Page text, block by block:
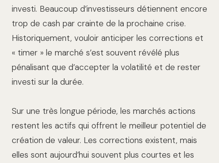
investi. Beaucoup d’investisseurs détiennent encore
trop de cash par crainte de la prochaine crise.
Historiquement, vouloir anticiper les corrections et
« timer » le marché s’est souvent révélé plus
pénalisant que d’accepter la volatilité et de rester
investi sur la durée.
Sur une très longue période, les marchés actions
restent les actifs qui offrent le meilleur potentiel de
création de valeur. Les corrections existent, mais
elles sont aujourd’hui souvent plus courtes et les